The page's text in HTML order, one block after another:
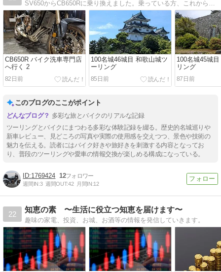
SV650からCB650Rに乗り換えました。乗っている方、これから乗ろうとしている方、ツーリングされている方と交流、情報交換など出来れば幸いです。
CB650R バイク洗車専門店
へ行く 2
82日前
100名城46城目 和歌山城ツ
ーリング
85日前
100名城45城
リング
87日前
このブログのここがポイント
多彩な旅とバイクのリアルな記録
ツーリングとバイクにまつわる多彩な体験記録を綴る。歴史的名城巡りや
新車レビュー、見どころの写真や実際の使用感を交えつつ、景色や技術の
魅力を伝える。読者にはバイク好きや旅好きを刺激する内容となってお
り、普段のツーリングや愛車の情報交換が楽しめる構成になっている。
1769424 12
週間IN:3 週間OUT:42 月間IN:12
22
知恵の素 〜生活に役立つ知恵を届けます〜
趣味の家電、投資、お城、お酒等の情報を発信していきます。